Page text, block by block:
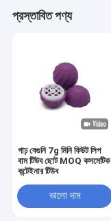
প্রস্তাবিত পণ্য
গাঢ় বেগুনি 7g মিনি কিউট লিপ
বাম টিউব ছোট MOQ কসমেটিক
কন্টেইনার টিউব
ভালো দাম